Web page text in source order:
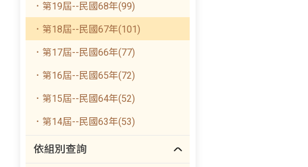
．第19屆--民國68年(99)
．第18屆--民國67年(101)
．第17屆--民國66年(77)
．第16屆--民國65年(72)
．第15屆--民國64年(52)
．第14屆--民國63年(53)
依組別查詢